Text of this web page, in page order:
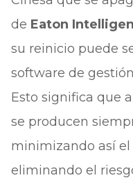
de Eaton
su reinicio puede
software de
Esto significa que
se producen
minimizando así
eliminando el